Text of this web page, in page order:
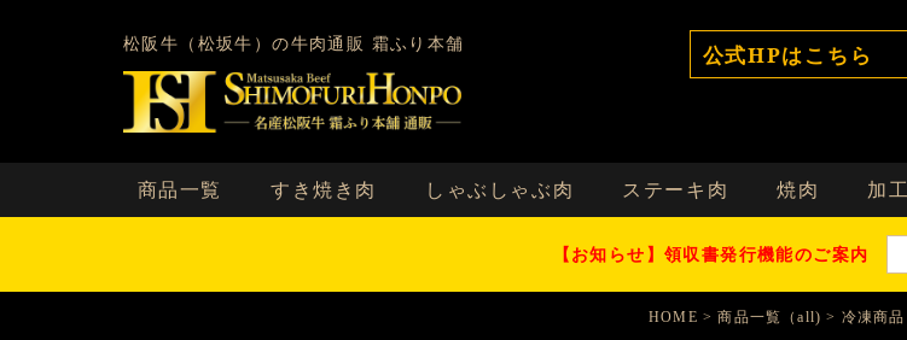
松阪牛（松坂牛）の牛肉通販 霜ふり本舗 公式HPはこちら
商品一覧 すき焼き肉 しゃぶしゃぶ肉 ステーキ肉 焼肉 加
【お知らせ】領収書発行機能のご案内
HOME 商品一覧（all) 冷凍商品